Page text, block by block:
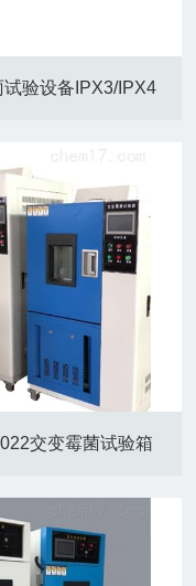
试验设备IPX3/IPX4
交变霉菌试验箱